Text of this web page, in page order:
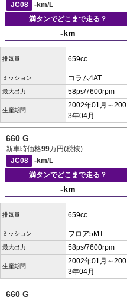
JC08
-km/L
満タンでどこまで走る？
-km
排気量 659cc
ミッション コラム4AT
最大出力 58ps/7600rpm
生産期間
2002年01月～200
3年04月
660 G
新車時価格99万円(税抜)
JC08
-km/L
満タンでどこまで走る？
-km
排気量 659cc
ミッション フロア5MT
最大出力 58ps/7600rpm
生産期間
2002年01月～200
3年04月
660 G